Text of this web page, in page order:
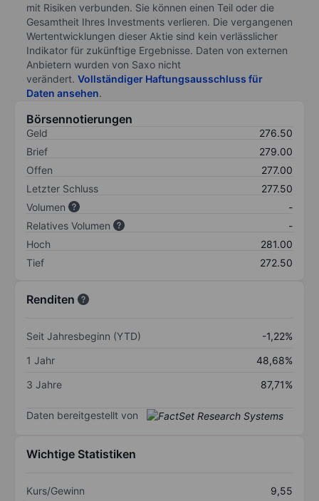
mit Risiken verbunden. Sie können einen Teil oder die
Gesamtheit Ihres Investments verlieren. Die vergangenen
Wertentwicklungen dieser Aktie sind kein verlässlicher
Indikator für zukünftige Ergebnisse. Daten von externen
Anbietern wurden von Saxo nicht
verändert. Vollständiger Haftungsausschluss für
Daten ansehen.
Börsennotierungen
Geld
276.50
Brief
279.00
Offen
277.00
Letzter Schluss
277.50
Volumen
-
Relatives Volumen
-
Hoch
281.00
Tief
272.50
Renditen
Seit Jahresbeginn (YTD)
-1,22%
1 Jahr
48,68%
3 Jahre
87,71%
Daten bereitgestellt von
Wichtige Statistiken
Kurs/Gewinn
9,55